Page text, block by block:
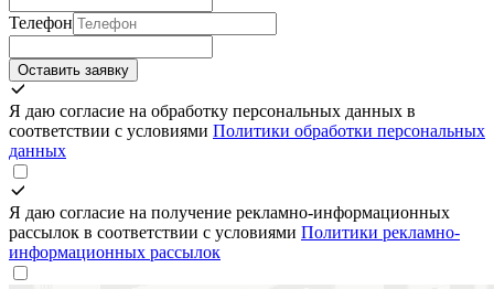
Телефон
Оставить заявку
Я даю согласие на обработку персональных данных в
соответствии с условиями Политики обработки персональных
данных
Я даю согласие на получение рекламно-информационных
рассылок в соответствии с условиями Политики рекламно-
информационных рассылок